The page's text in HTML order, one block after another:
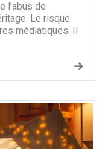
l’abus de
Le risque
médiatiques. Il